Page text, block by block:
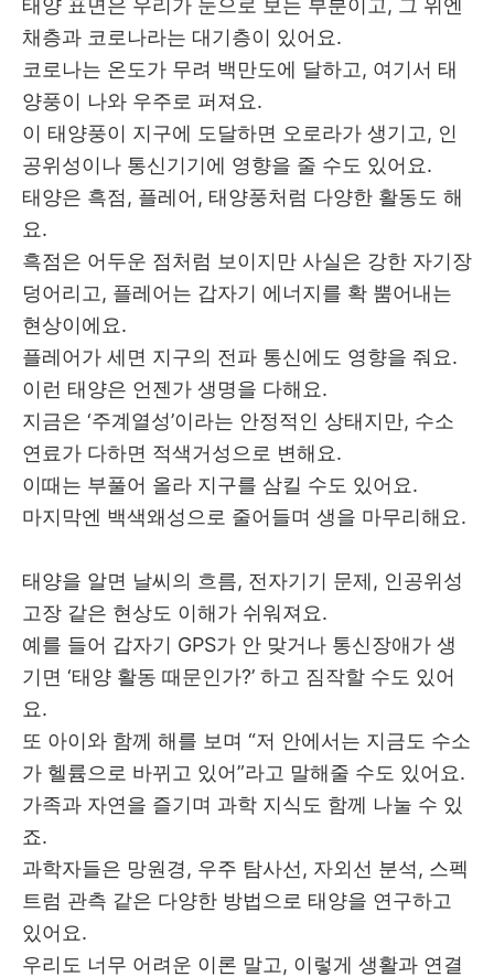
태양 표면은 우리가 눈으로 보는 부분이고, 그 위엔
채층과 코로나라는 대기층이 있어요.
코로나는 온도가 무려 백만도에 달하고, 여기서 태
양풍이 나와 우주로 퍼져요.
이 태양풍이 지구에 도달하면 오로라가 생기고, 인
공위성이나 통신기기에 영향을 줄 수도 있어요.
태양은 흑점, 플레어, 태양풍처럼 다양한 활동도 해
요.
흑점은 어두운 점처럼 보이지만 사실은 강한 자기장
덩어리고, 플레어는 갑자기 에너지를 확 뿜어내는
현상이에요.
플레어가 세면 지구의 전파 통신에도 영향을 줘요.
이런 태양은 언젠가 생명을 다해요.
지금은 ‘주계열성’이라는 안정적인 상태지만, 수소
연료가 다하면 적색거성으로 변해요.
이때는 부풀어 올라 지구를 삼킬 수도 있어요.
마지막엔 백색왜성으로 줄어들며 생을 마무리해요.
태양을 알면 날씨의 흐름, 전자기기 문제, 인공위성
고장 같은 현상도 이해가 쉬워져요.
예를 들어 갑자기 GPS가 안 맞거나 통신장애가 생
기면 ‘태양 활동 때문인가?’ 하고 짐작할 수도 있어
요.
또 아이와 함께 해를 보며 “저 안에서는 지금도 수소
가 헬륨으로 바뀌고 있어”라고 말해줄 수도 있어요.
가족과 자연을 즐기며 과학 지식도 함께 나눌 수 있
죠.
과학자들은 망원경, 우주 탐사선, 자외선 분석, 스펙
트럼 관측 같은 다양한 방법으로 태양을 연구하고
있어요.
우리도 너무 어려운 이론 말고, 이렇게 생활과 연결